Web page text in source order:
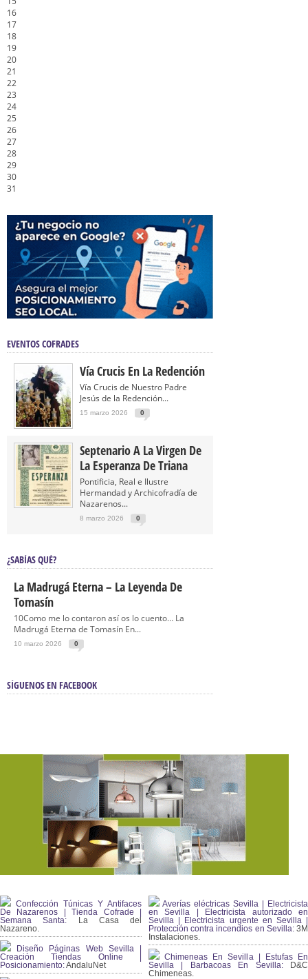
16
17
18
19
20
21
22
23
24
25
26
27
28
29
30
31
EVENTOS COFRADES
Vía Crucis En La Redención
Vía Crucis de Nuestro Padre
Jesús de la Redención...
15 marzo 2026 0
Septenario A La Virgen De
La Esperanza De Triana
Pontificia, Real e Ilustre
Hermandad y Archicofradía de
Nazarenos...
8 marzo 2026 0
¿SABÍAS QUÉ?
La Madrugá Eterna – La Leyenda De
Tomasín
10Como me lo contaron así os lo cuento… La
Madrugá Eterna de Tomasín En...
10 marzo 2026 0
SÍGUENOS EN FACEBOOK
Confección Túnicas Y Antifaces
De Nazarenos | Tienda Cofrade |
Semana Santa: La Casa del
Nazareno.
Diseño Páginas Web Sevilla |
Creación Tiendas Online |
Posicionamiento:AndaluNet
Averías eléctricas Sevilla | Electricista
en Sevilla | Electricista autorizado en
Sevilla | Electricista urgente en Sevilla |
Protección contra incendios en Sevilla:3M
Instalaciones.
Chimeneas En Sevilla | Estufas En
Sevilla | Barbacoas En Sevilla:D&C
Chimeneas.